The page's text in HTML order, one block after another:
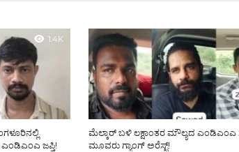
1.4K
ಎಂಡಿಎಂಎ ಜಪ್ತಿ!
ಮೆಲ್ಕಾರ್ ಬಳಿ ಲಕ್ಷಾಂತರ ಮೌಲ್ಯದ ಎಂಡಿಎಂಎ
ಮೂವರು ಗ್ಯಾಂಗ್ ಅರೆಸ್ಟ್!